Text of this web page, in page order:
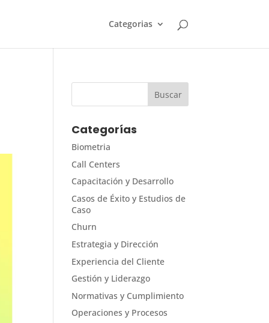
Categorias
Categorías
Biometria
Call Centers
Capacitación y Desarrollo
Casos de Éxito y Estudios de
Caso
Churn
Estrategia y Dirección
Experiencia del Cliente
Gestión y Liderazgo
Normativas y Cumplimiento
Operaciones y Procesos